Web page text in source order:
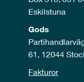
Eskilstuna
Gods
61, 12044
Fakturor